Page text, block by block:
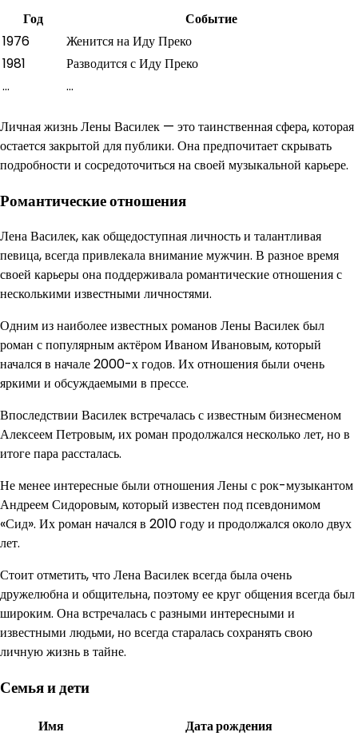
Год
Событие
1976
Женится на Иду Преко
1981
Разводится с Иду Преко
…
…
Личная жизнь Лены Василек — это таинственная сфера, которая
остается закрытой для публики. Она предпочитает скрывать
подробности и сосредоточиться на своей музыкальной карьере.
Романтические отношения
Лена Василек, как общедоступная личность и талантливая
певица, всегда привлекала внимание мужчин. В разное время
своей карьеры она поддерживала романтические отношения с
несколькими известными личностями.
Одним из наиболее известных романов Лены Василек был
роман с популярным актёром Иваном Ивановым, который
начался в начале 2000-х годов. Их отношения были очень
яркими и обсуждаемыми в прессе.
Впоследствии Василек встречалась с известным бизнесменом
Алексеем Петровым, их роман продолжался несколько лет, но в
итоге пара рассталась.
Не менее интересные были отношения Лены с рок-музыкантом
Андреем Сидоровым, который известен под псевдонимом
«Сид». Их роман начался в 2010 году и продолжался около двух
лет.
Стоит отметить, что Лена Василек всегда была очень
дружелюбна и общительна, поэтому ее круг общения всегда был
широким. Она встречалась с разными интересными и
известными людьми, но всегда старалась сохранять свою
личную жизнь в тайне.
Семья и дети
Имя
Дата рождения